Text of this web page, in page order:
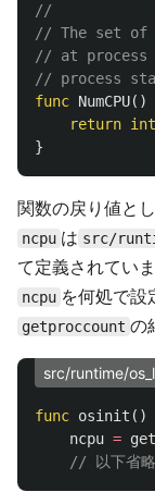
//
// The set of
// at process
// process
func NumCPU()
return int
}
関数の戻り値とし
ncpu は src/
て定義されてい
ncpu を何処で設
getproccount の
src/runtime/
func osinit ()
ncpu =
// 以下省略